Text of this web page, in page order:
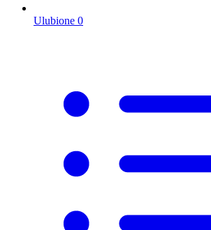
Ulubione 0